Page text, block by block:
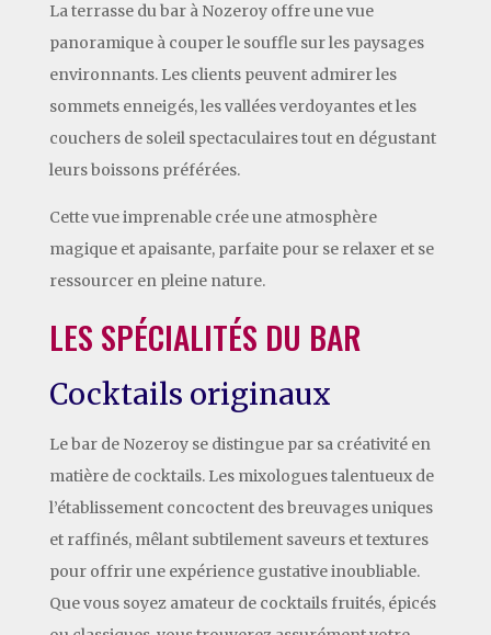
La terrasse du bar à Nozeroy offre une vue
panoramique à couper le souffle sur les paysages
environnants. Les clients peuvent admirer les
sommets enneigés, les vallées verdoyantes et les
couchers de soleil spectaculaires tout en dégustant
leurs boissons préférées.
Cette vue imprenable crée une atmosphère
magique et apaisante, parfaite pour se relaxer et se
ressourcer en pleine nature.
LES SPÉCIALITÉS DU BAR
Cocktails originaux
Le bar de Nozeroy se distingue par sa créativité en
matière de cocktails. Les mixologues talentueux de
l’établissement concoctent des breuvages uniques
et raffinés, mêlant subtilement saveurs et textures
pour offrir une expérience gustative inoubliable.
Que vous soyez amateur de cocktails fruités, épicés